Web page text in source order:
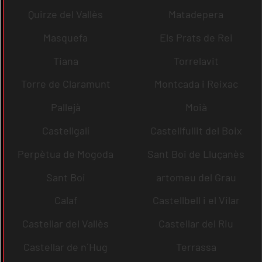
Quirze del Vallès
Matadepera
Masquefa
Els Prats de Rei
Tiana
Torrelavit
Torre de Claramunt
Montcada i Reixac
Pallejà
Moià
Castellgalí
Castellfullit del Boix
Perpètua de Mogoda
Sant Boi de Lluçanès
Sant Boi
artomeu del Grau
Calaf
Castellbell i el Vilar
Castellar del Vallès
Castellar del Riu
Castellar de n´Hug
Terrassa